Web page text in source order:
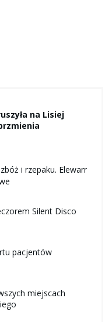
na Lisiej
i rzepaku. Elewarr
Silent Disco
pacjentów
miejscach